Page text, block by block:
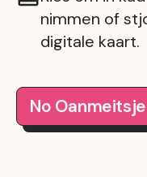
nimmen of
digitale kaart.
No Oanmeitsje